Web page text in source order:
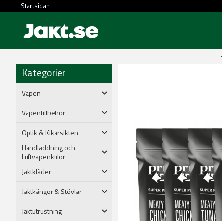
Startsidan
Kategorier
Vapen
Vapentillbehör
Optik & Kikarsikten
Handladdning och
Luftvapenkulor
Jaktkläder
Jaktkängor & Stövlar
Jaktutrustning